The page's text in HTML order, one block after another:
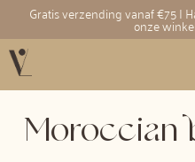
Gratis verzending vanaf €75 |
onze
Moroccian